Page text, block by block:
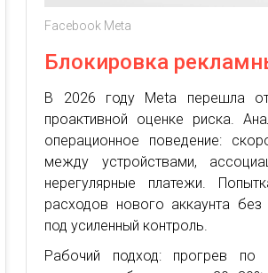
Facebook Meta
Блокировка
В 2026 году Meta перешла от
проактивной оценке риска.
операционное поведение:
между устройствами,
нерегулярные платежи.
расходов нового аккаунта без
под усиленный контроль.
Рабочий подход: прогрев